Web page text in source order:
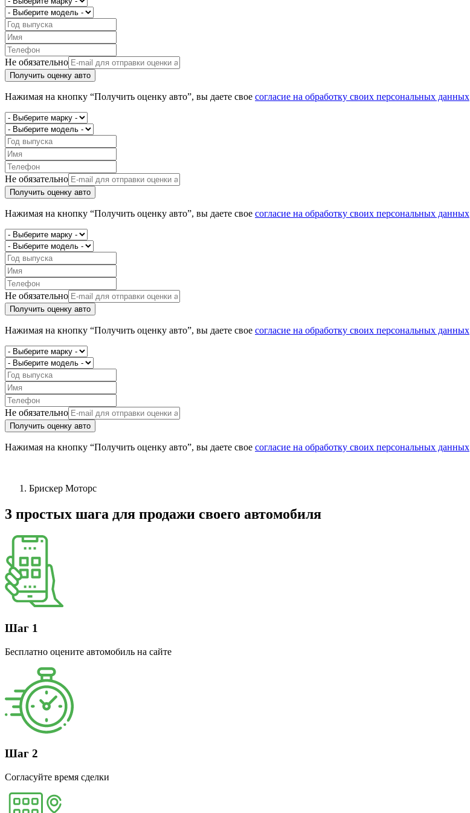
Не обязательно
Получить оценку авто
Нажимая на кнопку “Получить оценку авто”, вы даете свое согласие на обработку своих персональных данных
Не обязательно
Получить оценку авто
Нажимая на кнопку “Получить оценку авто”, вы даете свое согласие на обработку своих персональных данных
Не обязательно
Получить оценку авто
Нажимая на кнопку “Получить оценку авто”, вы даете свое согласие на обработку своих персональных данных
Не обязательно
Получить оценку авто
Нажимая на кнопку “Получить оценку авто”, вы даете свое согласие на обработку своих персональных данных
Брискер Моторс
3 простых шага для продажи своего автомобиля
Шаг 1
Бесплатно оцените автомобиль на сайте
Шаг 2
Согласуйте время сделки